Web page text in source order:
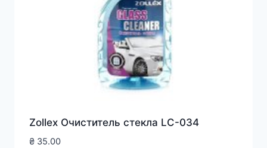
Zollex Очиститель стекла LC-034
₴35.00